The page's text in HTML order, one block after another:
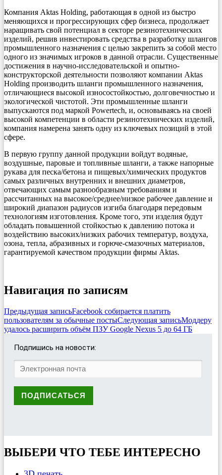
Компания Aktas Holding, работающая в одной из быстро
меняющихся и прогрессирующих сфер бизнеса, продолжает
наращивать свой потенциал в секторе резинотехнических
изделий, решив инвестировать средства в разработку шлангов
промышленного назначения с целью закрепить за собой место
одного из значимых игроков в данной отрасли. Существенные
достижения в научно-исследовательской и опытно-
конструкторской деятельности позволяют компании Aktas
Holding производить шланги промышленного назначения,
отличающиеся высокой износостойкостью, долговечностью и
экологической чистотой. Эти промышленные шланги
выпускаются под маркой Powertech, и, основываясь на своей
высокой компетенции в области резинотехнических изделий,
компания намерена занять одну из ключевых позиций в этой
сфере.
В первую группу данной продукции войдут водяные,
воздушные, паровые и топливные шланги, а также напорные
рукава для песка/бетона и пищевых/химических продуктов
самых различных внутренних и внешних диаметров,
отвечающих самым разнообразным требованиям и
рассчитанных на высокое/среднее/низкое рабочее давление и
широкий диапазон радиусов изгиба благодаря передовым
технологиям изготовления. Кроме того, эти изделия будут
обладать повышенной стойкостью к давлению потока и
воздействию высоких/низких рабочих температур, воздуха,
озона, тепла, абразивных и горюче-смазочных материалов,
гарантируемой качеством продукции фирмы Aktas.
Навигация по записям
Предыдущая записьFacebook собирается платить
пользователям за обычные постыСледующая записьМоддеру
удалось расширить объём ПЗУ Google Nexus 5 до 64 ГБ
Подпишись на новости:
ВЫБЕРИ ЧТО ТЕБЕ ИНТЕРЕСНО